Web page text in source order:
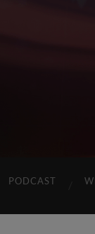
PODCAST